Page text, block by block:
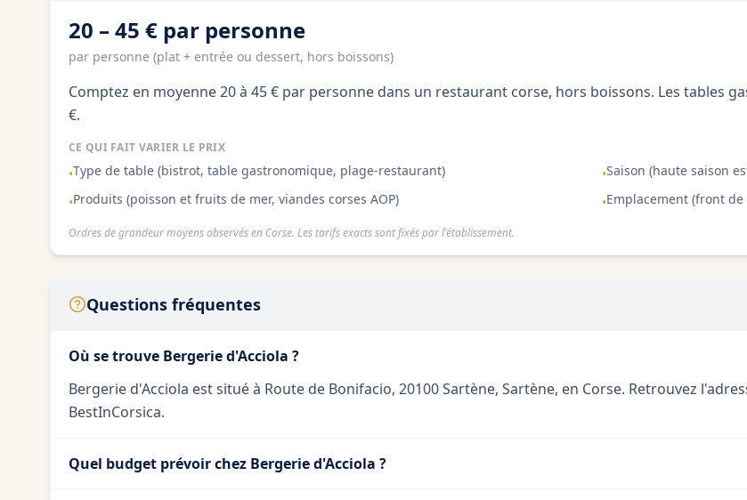
20 – 45 € par personne
par personne (plat + entrée ou dessert, hors boissons)
Comptez en moyenne 20 à 45 € par personne dans un restaurant corse, hors boissons. Les tables
€.
CE QUI FAIT VARIER LE PRIX
•Type de table (bistrot, table gastronomique, plage-restaurant) •Saison (haute saison
•Produits (poisson et fruits de mer, viandes corses AOP) •Emplacement (front
Ordres de grandeur moyens observés en Corse. Les tarifs exacts sont fixés par l'établissement.
Questions fréquentes
Où se trouve Bergerie d'Acciola ?
Bergerie d'Acciola est situé à Route de Bonifacio, 20100 Sartène, Sartène, en Corse. Retrouvez
BestInCorsica.
Quel budget prévoir chez Bergerie d'Acciola ?